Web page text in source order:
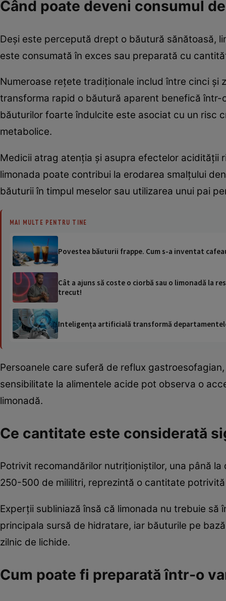
Când poate deveni consumul
Deși este percepută drept o băutură sănătoasă,
este consumată în exces sau preparată cu
Numeroase rețete tradiționale includ între cinci și
transforma rapid o băutură aparent benefică
băuturilor foarte îndulcite este asociat cu un risc
metabolice.
Medicii atrag atenția și asupra efectelor acidității
limonada poate contribui la erodarea smalțului
băuturii în timpul meselor sau utilizarea unui pai
MAI MULTE PENTRU TINE
Povestea băuturii frappe. Cum s-a inventat
Cât a ajuns să coste o ciorbă sau o limonadă la
trecut!
Inteligența artificială transformă
Persoanele care suferă de reflux
sensibilitate la alimentele acide pot observa o
limonadă.
Ce cantitate este considerată
Potrivit recomandărilor nutriționiștilor, una până
250-500 de mililitri, reprezintă o cantitate
Experții subliniază însă că limonada nu trebuie
principala sursă de hidratare, iar băuturile pe
zilnic de lichide.
Cum poate fi preparată într-o